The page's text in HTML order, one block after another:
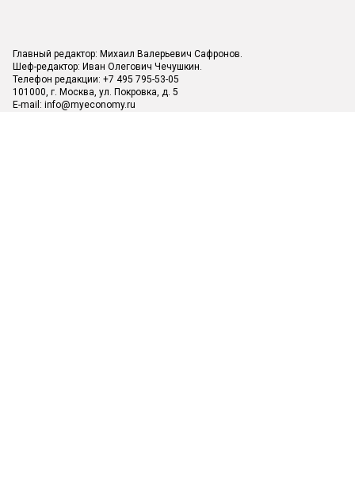
Главный редактор: Михаил Валерьевич Сафронов.
Шеф-редактор: Иван Олегович Чечушкин.
Телефон редакции: +7 495 795-53-05
101000, г. Москва, ул. Покровка, д. 5
E-mail: info@myeconomy.ru